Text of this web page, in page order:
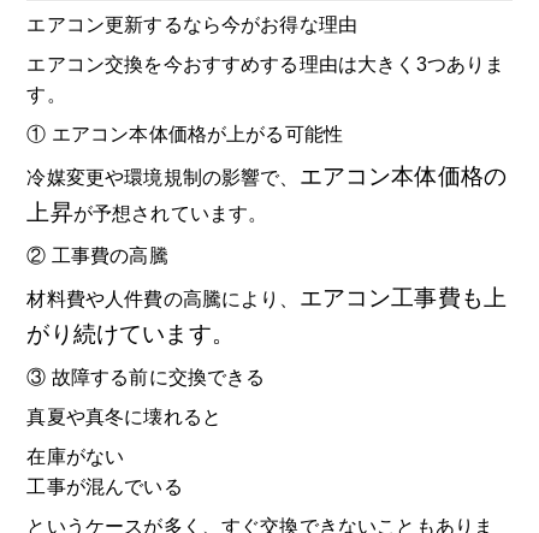
エアコン更新するなら今がお得な理由
エアコン交換を今おすすめする理由は大きく3つありま
す。
① エアコン本体価格が上がる可能性
冷媒変更や環境規制の影響で、 エアコン本体価格の
上昇が予想されています。
② 工事費の高騰
材料費や人件費の高騰により、 エアコン工事費も上
がり続けています。
③ 故障する前に交換できる
真夏や真冬に壊れると
在庫がない
工事が混んでいる
というケースが多く、すぐ交換できないこともありま